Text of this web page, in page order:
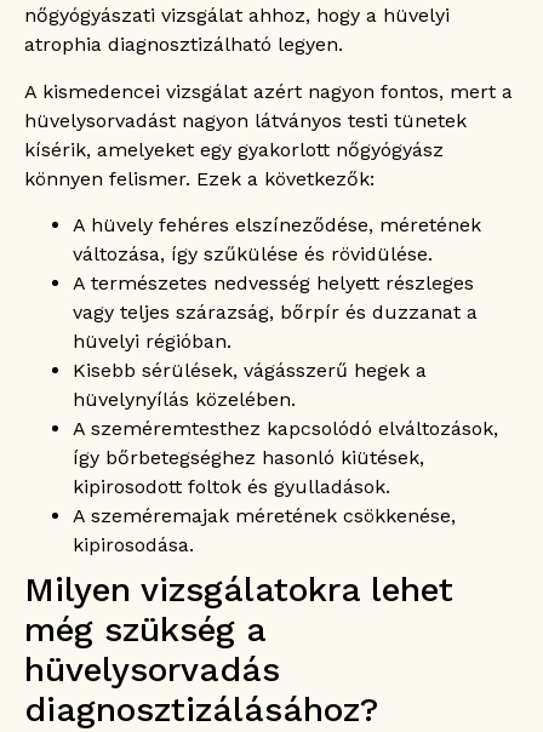
nőgyógyászati vizsgálat ahhoz, hogy a hüvelyi
atrophia diagnosztizálható legyen.
A kismedencei vizsgálat azért nagyon fontos, mert a
hüvelysorvadást nagyon látványos testi tünetek
kísérik, amelyeket egy gyakorlott nőgyógyász
könnyen felismer. Ezek a következők:
A hüvely fehéres elszíneződése, méretének
változása, így szűkülése és rövidülése.
A természetes nedvesség helyett részleges
vagy teljes szárazság, bőrpír és duzzanat a
hüvelyi régióban.
Kisebb sérülések, vágásszerű hegek a
hüvelynyílás közelében.
A szeméremtesthez kapcsolódó elváltozások,
így bőrbetegséghez hasonló kiütések,
kipirosodott foltok és gyulladások.
A szeméremajak méretének csökkenése,
kipirosodása.
Milyen vizsgálatokra lehet
még szükség a
hüvelysorvadás
diagnosztizálásához?